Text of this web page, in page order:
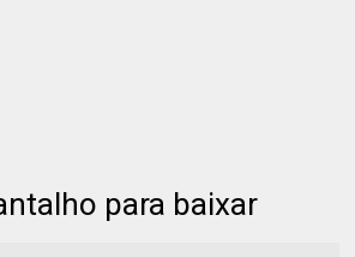
para baixar